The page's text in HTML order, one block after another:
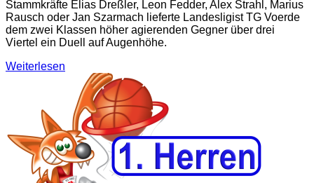
Stammkräfte Elias Dreßler, Leon Fedder, Alex Strahl, Marius
Rausch oder Jan Szarmach lieferte Landesligist TG Voerde
dem zwei Klassen höher agierenden Gegner über drei
Viertel ein Duell auf Augenhöhe.
Weiterlesen